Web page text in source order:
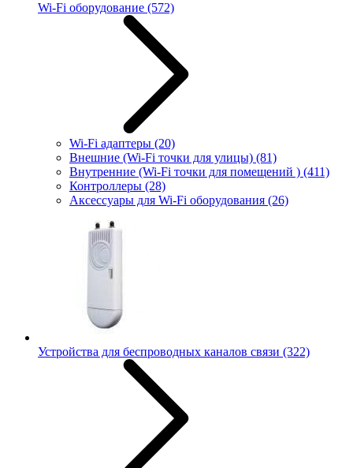
Wi-Fi оборудование (572)
Wi-Fi адаптеры (20)
Внешние (Wi-Fi точки для улицы) (81)
Внутренние (Wi-Fi точки для помещений ) (411)
Контроллеры (28)
Аксессуары для Wi-Fi оборудования (26)
Устройства для беспроводных каналов связи (322)